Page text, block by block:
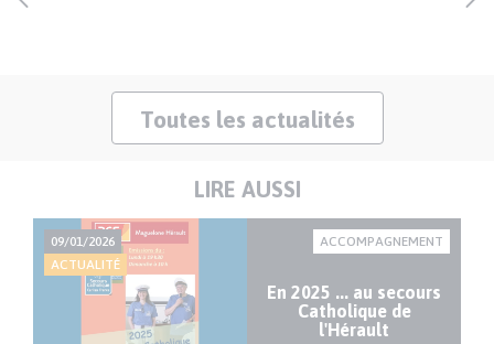
Toutes les actualités
LIRE AUSSI
09/01/2026
ACTUALITÉ
ACCOMPAGNEMENT
En 2025 ... au secours
Catholique de
l'Hérault